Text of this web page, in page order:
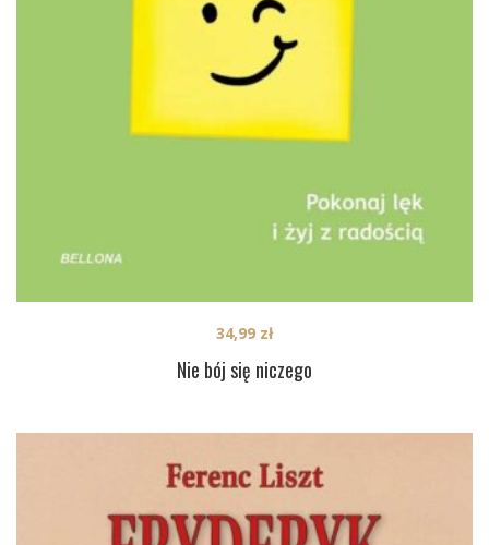
Nie bój się niczego
34,99 zł